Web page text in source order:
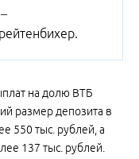
на долю ВТБ
размер депозита в
550 тыс. рублей, а
137 тыс. рублей.